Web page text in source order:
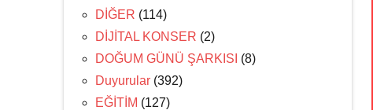
DİĞER (114)
DİJİTAL KONSER (2)
DOĞUM GÜNÜ ŞARKISI (8)
Duyurular (392)
EĞİTİM (127)